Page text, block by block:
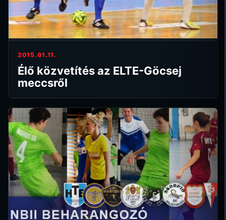
2015.01.11.
Élő közvetítés az ELTE-Göcsej
meccsről